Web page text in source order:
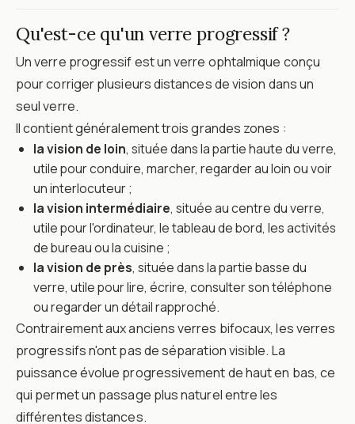
Qu'est-ce qu'un verre progressif ?
Un verre progressif est un verre ophtalmique conçu
pour corriger plusieurs distances de vision dans un
seul verre.
Il contient généralement trois grandes zones :
la vision de loin, située dans la partie haute du verre,
utile pour conduire, marcher, regarder au loin ou voir
un interlocuteur ;
la vision intermédiaire, située au centre du verre,
utile pour l'ordinateur, le tableau de bord, les activités
de bureau ou la cuisine ;
la vision de près, située dans la partie basse du
verre, utile pour lire, écrire, consulter son téléphone
ou regarder un détail rapproché.
Contrairement aux anciens verres bifocaux, les verres
progressifs n'ont pas de séparation visible. La
puissance évolue progressivement de haut en bas, ce
qui permet un passage plus naturel entre les
différentes distances.